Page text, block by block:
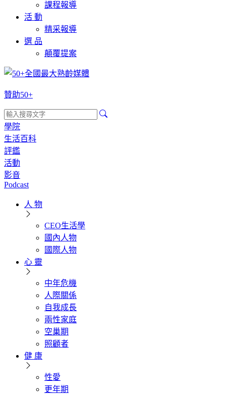
課程報導
活 動
精采報導
選 品
顛覆提案
贊助50+
學院
生活百科
評鑑
活動
影音
Podcast
人 物
CEO生活學
國內人物
國際人物
心 靈
中年危機
人際關係
自我成長
兩性家庭
空巢期
照顧者
健 康
性愛
更年期